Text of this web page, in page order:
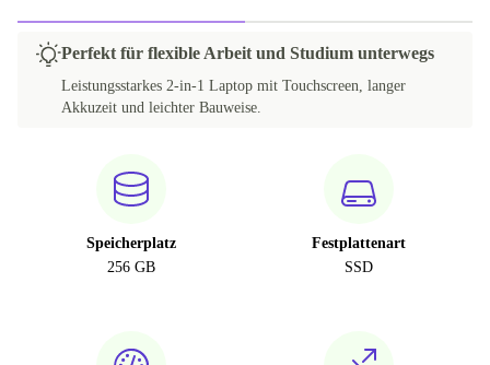
Perfekt für flexible Arbeit und Studium unterwegs
Leistungsstarkes 2-in-1 Laptop mit Touchscreen, langer
Akkuzeit und leichter Bauweise.
Speicherplatz
256 GB
Festplattenart
SSD